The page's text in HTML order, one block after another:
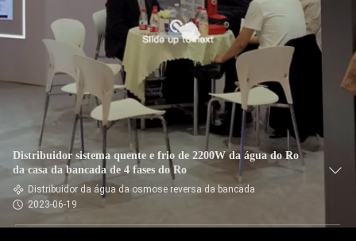
Distribuidor sistema quente e frio de 2200W da água do Ro
da casa da bancada de 4 fases do Ro
Distribuidor da água da osmose reversa da bancada
2023-06-19